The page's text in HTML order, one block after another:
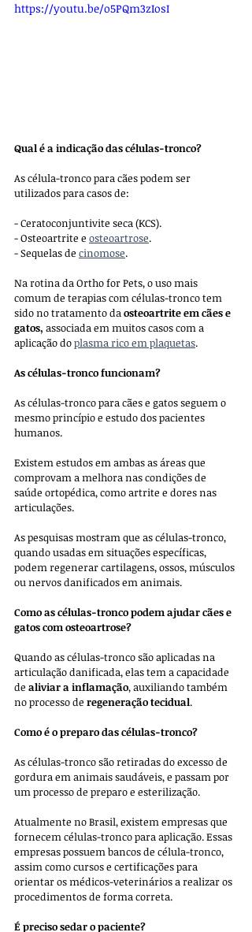
https://youtu.be/o5PQm3zIosI
Qual é a indicação das células-tronco?
As célula-tronco para cães podem ser
utilizados para casos de:
- Ceratoconjuntivite seca (KCS).
- Osteoartrite e osteoartrose.
- Sequelas de cinomose.
Na rotina da Ortho for Pets, o uso mais
comum de terapias com células-tronco tem
sido no tratamento da osteoartrite em cães e
gatos, associada em muitos casos com a
aplicação do plasma rico em plaquetas.
As células-tronco funcionam?
As células-tronco para cães e gatos seguem o
mesmo princípio e estudo dos pacientes
humanos.
Existem estudos em ambas as áreas que
comprovam a melhora nas condições de
saúde ortopédica, como artrite e dores nas
articulações.
As pesquisas mostram que as células-tronco,
quando usadas em situações específicas,
podem regenerar cartilagens, ossos, músculos
ou nervos danificados em animais.
Como as células-tronco podem ajudar cães e
gatos com osteoartrose?
Quando as células-tronco são aplicadas na
articulação danificada, elas tem a capacidade
de aliviar a inflamação, auxiliando também
no processo de regeneração tecidual.
Como é o preparo das células-tronco?
As células-tronco são retiradas do excesso de
gordura em animais saudáveis, e passam por
um processo de preparo e esterilização.
Atualmente no Brasil, existem empresas que
fornecem células-tronco para aplicação. Essas
empresas possuem bancos de célula-tronco,
assim como cursos e certificações para
orientar os médicos-veterinários a realizar os
procedimentos de forma correta.
É preciso sedar o paciente?